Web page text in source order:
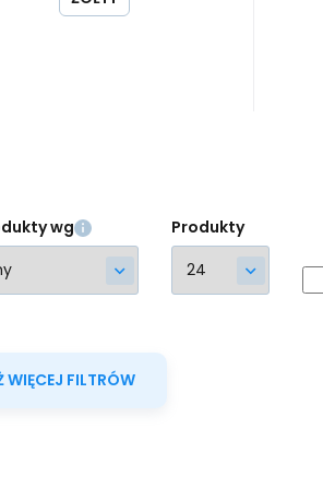
wg Produkty
WIĘCEJ FILTRÓW